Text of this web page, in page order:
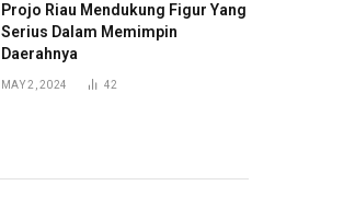
Projo Riau Mendukung Figur Yang
Serius Dalam Memimpin
Daerahnya
MAY 2, 2024 42